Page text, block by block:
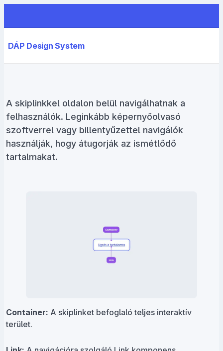
DÁP Design System
A skiplinkkel oldalon belül navigálhatnak a
felhasználók. Leginkább képernyőolvasó
szoftverrel vagy billentyűzettel navigálók
használják, hogy átugorják az ismétlődő
tartalmakat.
Container: A skiplinket befoglaló teljes interaktív
terület.